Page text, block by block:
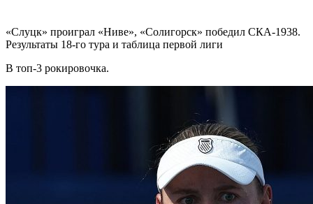
«Слуцк» проиграл «Ниве», «Солигорск» победил СКА-1938.
Результаты 18-го тура и таблица первой лиги
В топ-3 рокировочка.